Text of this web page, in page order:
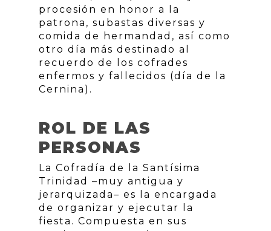
procesión en honor a la
patrona, subastas diversas y
comida de hermandad, así como
otro día más destinado al
recuerdo de los cofrades
enfermos y fallecidos (día de la
Cernina).
ROL DE LAS
PERSONAS
La Cofradía de la Santísima
Trinidad –muy antigua y
jerarquizada– es la encargada
de organizar y ejecutar la
fiesta. Compuesta en sus